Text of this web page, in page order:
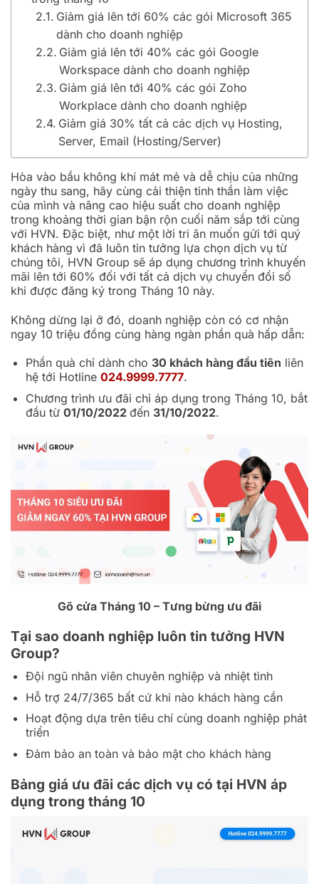
Giảm giá lên tới 60% các gói Microsoft 365
dành cho doanh nghiệp
Giảm giá lên tới 40% các gói Google
Workspace dành cho doanh nghiệp
Giảm giá lên tới 40% các gói Zoho
Workplace dành cho doanh nghiệp
Giảm giá 30% tất cả các dịch vụ Hosting,
Server, Email (Hosting/Server)
Hòa vào bầu không khí mát mẻ và dễ chịu của những
ngày thu sang, hãy cùng cải thiện tinh thần làm việc
của mình và nâng cao hiệu suất cho doanh nghiệp
trong khoảng thời gian bận rộn cuối năm sắp tới cùng
với HVN. Đặc biệt, như một lời tri ân muốn gửi tới quý
khách hàng vì đã luôn tin tưởng lựa chọn dịch vụ từ
chúng tôi, HVN Group sẽ áp dụng chương trình khuyến
mãi lên tới 60% đối với tất cả dịch vụ chuyển đổi số
khi được đăng ký trong Tháng 10 này.
Không dừng lại ở đó, doanh nghiệp còn có cơ nhận
ngay 10 triệu đồng cùng hàng ngàn phần quà hấp dẫn:
Phần quà chỉ dành cho 30 khách hàng đầu tiên liên
hệ tới Hotline 024.9999.7777.
Chương trình ưu đãi chỉ áp dụng trong Tháng 10, bắt
đầu từ 01/10/2022 đến 31/10/2022.
Gõ cửa Tháng 10 – Tưng bừng ưu đãi
Tại sao doanh nghiệp luôn tin tưởng HVN
Group?
Đội ngũ nhân viên chuyên nghiệp và nhiệt tình
Hỗ trợ 24/7/365 bất cứ khi nào khách hàng cần
Hoạt động dựa trên tiêu chí cùng doanh nghiệp phát
triển
Đảm bảo an toàn và bảo mật cho khách hàng
Bảng giá ưu đãi các dịch vụ có tại HVN áp
dụng trong tháng 10